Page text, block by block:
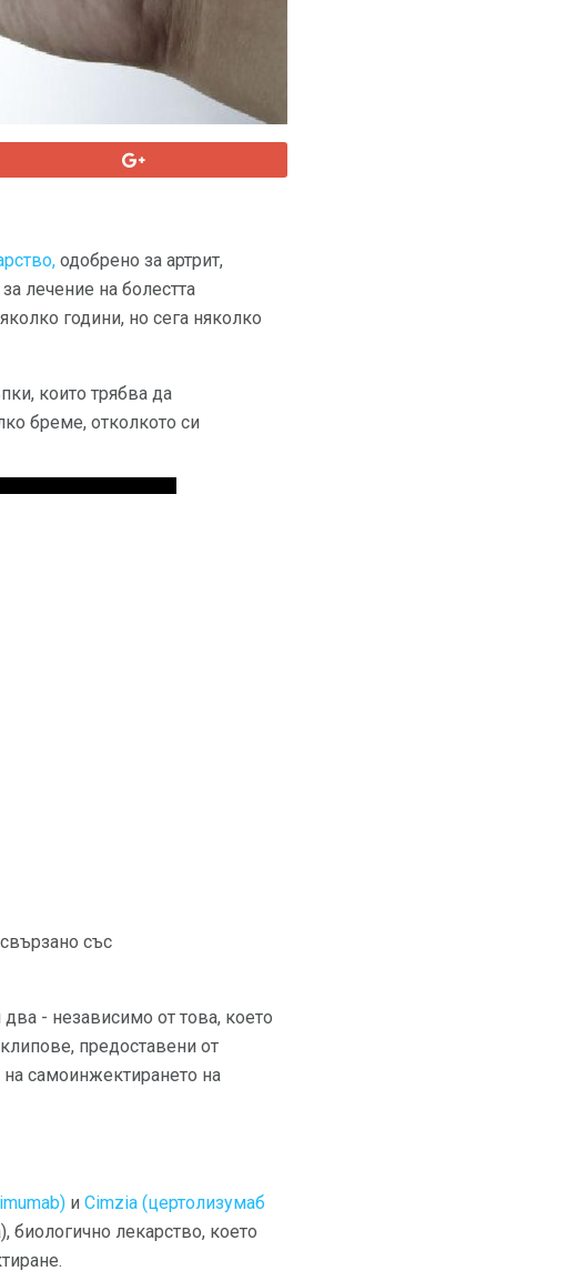
одобрено за артрит,
лечение на болестта
години, но сега няколко
които трябва да
бреме, отколкото си
със
- независимо от това, което
предоставени от
на самоинжектирането на
и Cimzia (цертолизумаб
биологично лекарство, което